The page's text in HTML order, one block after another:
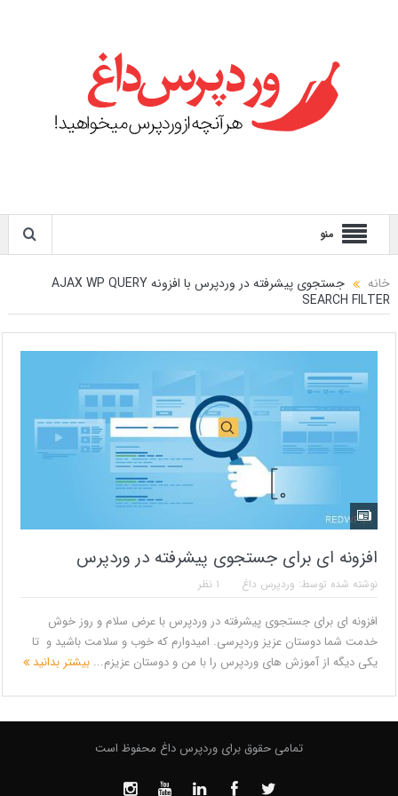
منو
خانه
جستجوی پیشرفته در وردپرس با افزونه AJAX WP QUERY
SEARCH FILTER
افزونه ای برای جستجوی پیشرفته در وردپرس
نوشته شده توسط: وردپرس داغ ۱ نظر
افزونه ای برای جستجوی پیشرفته در وردپرس با عرض سلام و روز خوش
خدمت شما دوستان عزیز وردپرسی. امیدوارم که خوب و سلامت باشید و تا
یکی دیگه از آموزش های وردپرس را با من و دوستان عزیزم... بیشتر بدانید
تمامی حقوق برای وردپرس داغ محفوظ است